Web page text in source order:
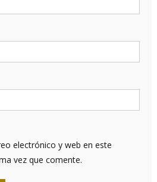
electrónico y web en este
vez que comente.